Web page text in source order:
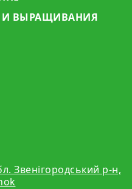
И ВЫРАЩИВАНИЯ
Звенігородський р-н,